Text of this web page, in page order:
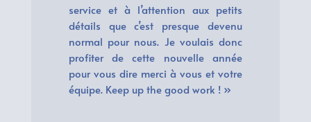
service et à l’attention aux petits
détails que c’est presque devenu
normal pour nous. Je voulais donc
profiter de cette nouvelle année
pour vous dire merci à vous et votre
équipe. Keep up the good work ! »